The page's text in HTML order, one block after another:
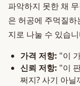
파악하지 못한 채
은 허공에 주먹질
지로 나눌 수 있습
가격 저항: "이
신뢰 저항: "이
쩌지? 사기 아닐